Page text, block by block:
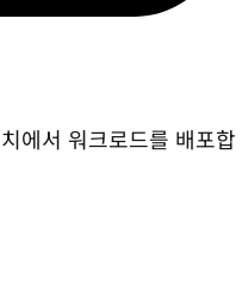
에서 워크로드를 배포합